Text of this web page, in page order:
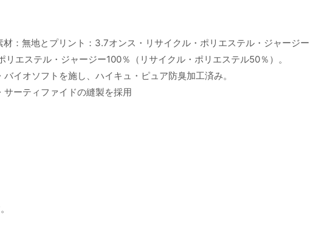
：無地とプリント：3.7オンス・リサイクル・ポリエステル・ジャージー
エステル・ジャージー100％（リサイクル・ポリエステル50％）。
イオソフトを施し、ハイキュ・ピュア防臭加工済み。
ーティファイドの縫製を採用